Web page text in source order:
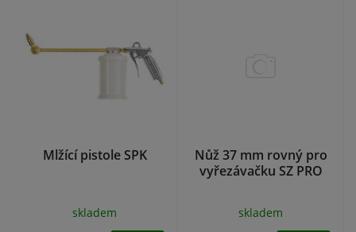
Mlžící pistole SPK
skladem
Nůž 37 mm rovný pro
vyřezávačku SZ PRO
skladem